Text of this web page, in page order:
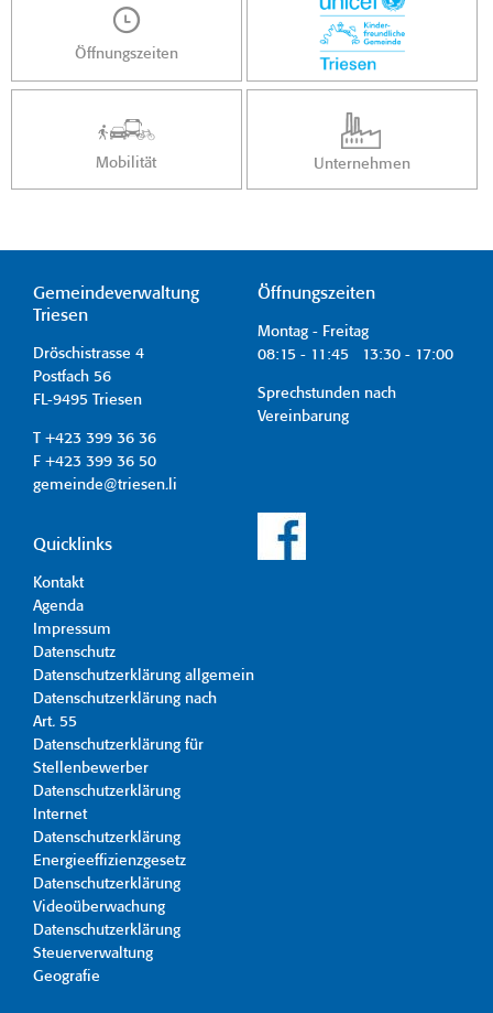
Öffnungszeiten
Mobilität Unternehmen
Gemeindeverwaltung
Triesen
Dröschistrasse 4
Postfach 56
FL-9495 Triesen
T +423 399 36 36
F +423 399 36 50
gemeinde@triesen.li
Öffnungszeiten
Montag - Freitag
08:15 - 11:45 13:30 - 17:00
Sprechstunden nach
Vereinbarung
Quicklinks
Kontakt
Agenda
Impressum
Datenschutz
Datenschutzerklärung allgemein
Datenschutzerklärung nach
Art. 55
Datenschutzerklärung für
Stellenbewerber
Datenschutzerklärung
Internet
Datenschutzerklärung
Energieeffizienzgesetz
Datenschutzerklärung
Videoüberwachung
Datenschutzerklärung
Steuerverwaltung
Geografie